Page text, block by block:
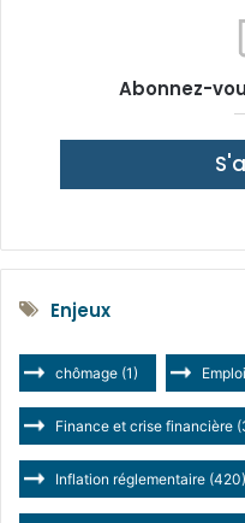
Abonnez-
Enjeux
chômage (1) Emploi
Finance et crise financière
Inflation réglementaire (420)